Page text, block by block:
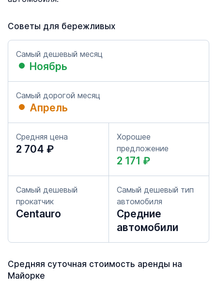
Советы для бережливых
Самый дешевый месяц
Ноябрь
Самый дорогой месяц
Апрель
Средняя цена
2 704 ₽
Хорошее
предложение
2 171 ₽
Самый дешевый
прокатчик
Centauro
Самый дешевый тип
автомобиля
Средние
автомобили
Средняя суточная стоимость аренды на
Майорке